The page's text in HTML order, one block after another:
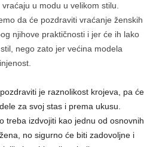
u modu u velikom stilu.
da će pozdraviti vraćanje ženskih
njihove praktičnosti i jer će ih lako
nego zato jer većina modela
je raznolikost krojeva, pa će
za svoj stas i prema ukusu.
treba izdvojiti kao jednu od osnovnih
no sigurno će biti zadovoljne i